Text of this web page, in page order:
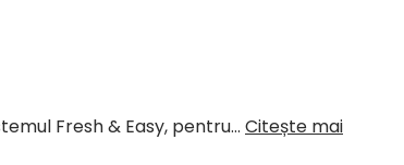
Fresh & Easy, pentru… Citește mai